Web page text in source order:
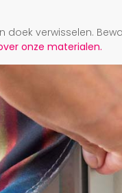
doek verwisselen.
onze materialen.